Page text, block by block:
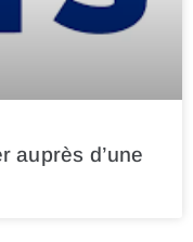
auprès d’une